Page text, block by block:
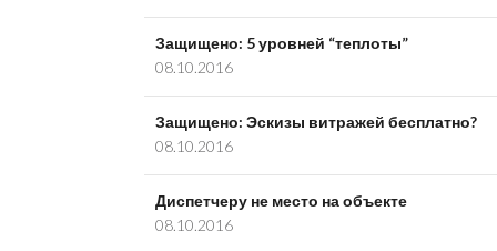
Защищено: 5 уровней “теплоты”
08.10.2016
Защищено: Эскизы витражей бесплатно?
08.10.2016
Диспетчеру не место на объекте
08.10.2016